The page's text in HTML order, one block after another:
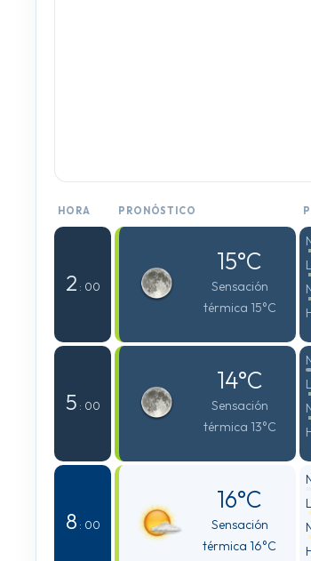
HORA PRONÓSTICO
2 : 00
15°C
Sensación
térmica 15°C
5 : 00
14°C
Sensación
térmica 13°C
8 : 00
16°C
Sensación
térmica 16°C